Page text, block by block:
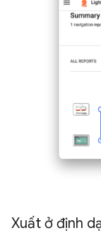
Xuất ở định